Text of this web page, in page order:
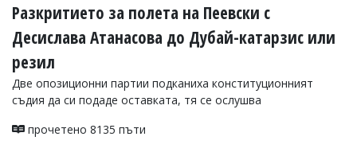
Разкритието за полета на Пеевски с
Десислава Атанасова до Дубай-катарзис или
резил
Две опозиционни партии подканиха конституционният
съдия да си подаде оставката, тя се ослушва
прочетено 8135 пъти